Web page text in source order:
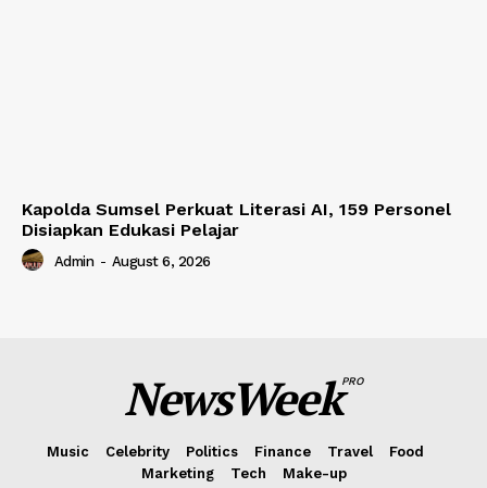
Kapolda Sumsel Perkuat Literasi AI, 159 Personel
Disiapkan Edukasi Pelajar
Admin - August 6, 2026
NewsWeekPRO
Music Celebrity Politics Finance Travel
Food
Marketing
Tech Make-up